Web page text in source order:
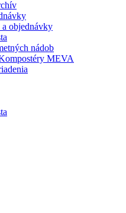
objednávky
nádob
MEVA